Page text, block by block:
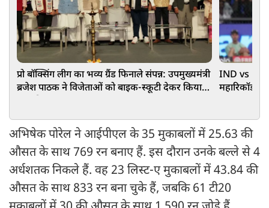
प्रो बॉक्सिंग लीग का भव्य ग्रैंड फिनाले संपन्न: उपमुख्यमंत्री
ब्रजेश पाठक ने विजेताओं को बाइक-स्कूटी देकर किया
IND vs
महारिकॉर्ड,
अभिषेक पोरेल ने आईपीएल के 35 मुकाबलों में 25.63 की
औसत के साथ 769 रन बनाए हैं. इस दौरान उनके बल्ले से 4
अर्धशतक निकले हैं. वह 23 लिस्ट-ए मुकाबलों में 43.84 की
औसत के साथ 833 रन बना चुके हैं, जबकि 61 टी20